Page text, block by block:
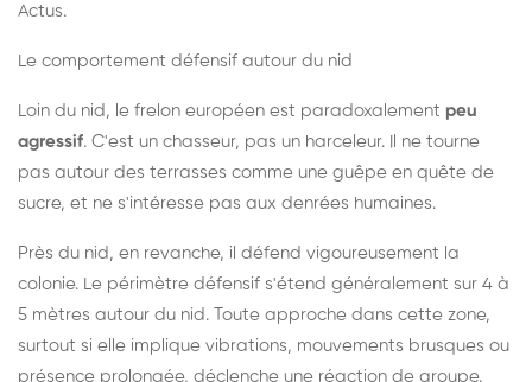
Actus.
Le comportement défensif autour du nid
Loin du nid, le frelon européen est paradoxalement peu
agressif. C'est un chasseur, pas un harceleur. Il ne tourne
pas autour des terrasses comme une guêpe en quête de
sucre, et ne s'intéresse pas aux denrées humaines.
Près du nid, en revanche, il défend vigoureusement la
colonie. Le périmètre défensif s'étend généralement sur 4 à
5 mètres autour du nid. Toute approche dans cette zone,
surtout si elle implique vibrations, mouvements brusques ou
présence prolongée, déclenche une réaction de groupe.